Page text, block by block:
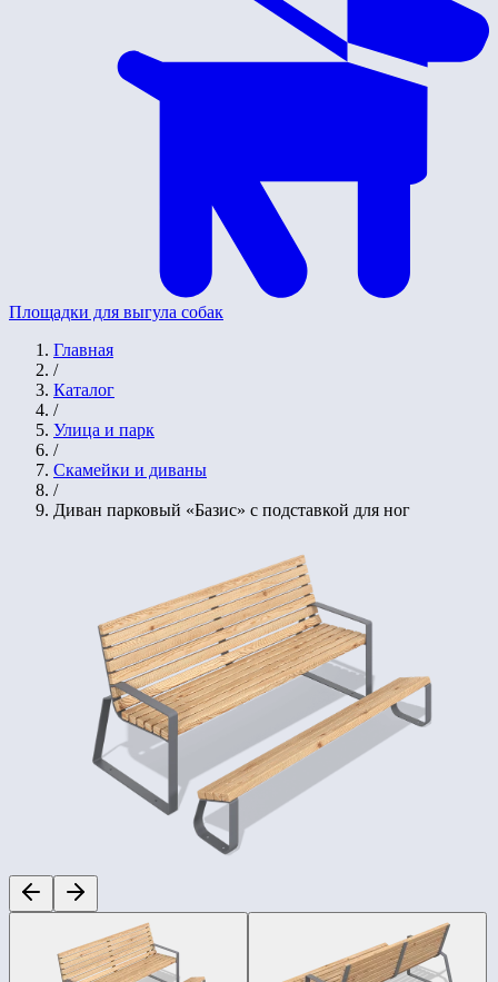
Площадки для выгула собак
Главная
/
Каталог
/
Улица и парк
/
Скамейки и диваны
/
Диван парковый «Базис» с подставкой для ног